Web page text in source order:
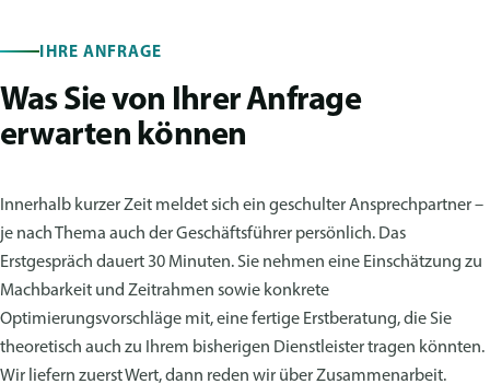
IHRE ANFRAGE
Was Sie von Ihrer Anfrage
erwarten können
Innerhalb kurzer Zeit meldet sich ein geschulter Ansprechpartner –
je nach Thema auch der Geschäftsführer persönlich. Das
Erstgespräch dauert 30 Minuten. Sie nehmen eine Einschätzung zu
Machbarkeit und Zeitrahmen sowie konkrete
Optimierungsvorschläge mit, eine fertige Erstberatung, die Sie
theoretisch auch zu Ihrem bisherigen Dienstleister tragen könnten.
Wir liefern zuerst Wert, dann reden wir über Zusammenarbeit.